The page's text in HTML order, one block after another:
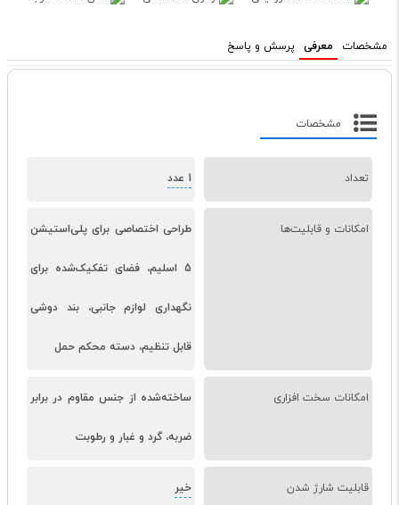
مشخصات معرفی پرسش و پاسخ
مشخصات
تعداد 1 عدد
امکانات و قابلیت‌ها طراحی اختصاصی برای پلی‌استیشن
5 اسلیم، فضای تفکیک‌شده برای
نگهداری لوازم جانبی، بند دوشی
قابل تنظیم، دسته محکم حمل
امکانات سخت افزاری ساخته‌شده از جنس مقاوم در برابر
ضربه، گرد و غبار و رطوبت
قابلیت شارژ شدن خیر